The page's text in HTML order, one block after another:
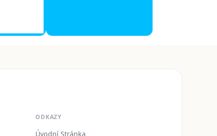
ODKAZY
Úvodní Stránka